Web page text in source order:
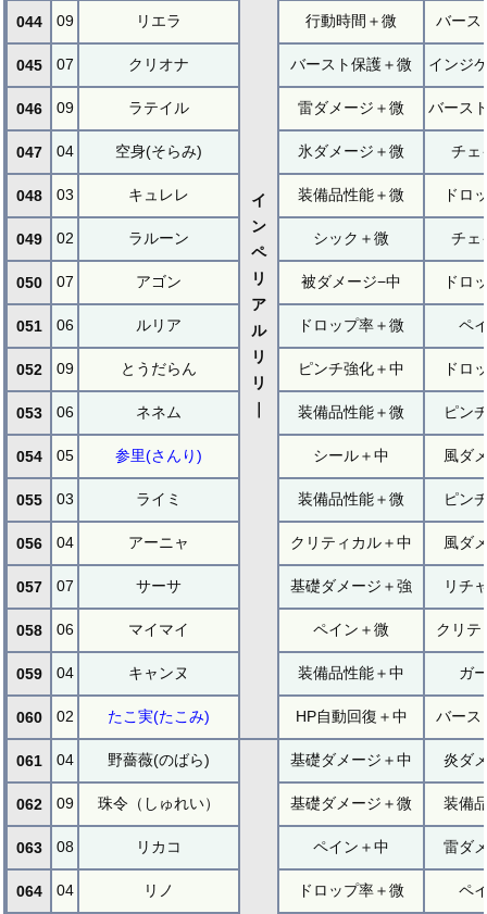
イ
ン
ペ
リ
ア
ル
リ
リ
044 09 リエラ 行動時間＋微 バース
045 07 クリオナ バースト保護＋微 インジ
046 09 ラテイル 雷ダメージ＋微 バース
047 04 空身(そらみ) 氷ダメージ＋微 チェ
048 03 キュレレ 装備品性能＋微 ドロ
049 02 ラルーン シック＋微 チェ
050 07 アゴン 被ダメージ−中 ドロ
051 06 ルリア ドロップ率＋微 ペ
052 09 とうだらん ピンチ強化＋中 ドロ
053 06 ネネム 装備品性能＋微 ピン
054 05 参里(さんり) シール＋中 風ダ
055 03 ライミ 装備品性能＋微 ピン
056 04 アーニャ クリティカル＋中 風ダ
057 07 サーサ 基礎ダメージ＋強 リチ
058 06 マイマイ ペイン＋微 クリテ
059 04 キャンヌ 装備品性能＋中 ガ
060 02 たこ実(たこみ) HP自動回復＋中 バース
061 04 野薔薇(のばら) 基礎ダメージ＋中 炎ダ
062 09 珠令（しゅれい） 基礎ダメージ＋微 装備
063 08 リカコ ペイン＋中 雷ダ
064 04 リノ ドロップ率＋微 ペ